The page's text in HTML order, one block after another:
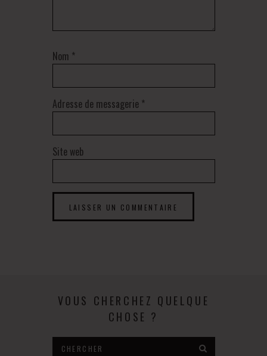
Nom *
Adresse de messagerie *
Site web
VOUS CHERCHEZ QUELQUE
CHOSE ?